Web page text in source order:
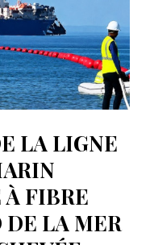
LA LIGNE
FIBRE
DE LA MER